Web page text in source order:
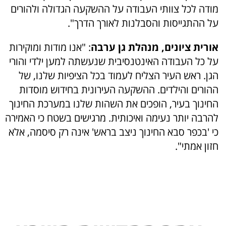
מודה לכל צוותי העבודה על ההשקעה הגדולה ולהורים
על ההתגייסות והסבלנות לאורך הדרך".
אורית ציונים, מנהלת גן ערבה: "אנו מודות ומוקירות
על כל העבודה האינטנסיבית שנעשתה למען ילדי והורי
הגן. ראש העיר הצליח לעמוד בכל הציפיות שלנו, של
ההורים והילדים. ההשקעה העירונית בחידוש מוסדות
החינוך בעיר, הופכים את השהות שלנו במערכת החינוך
להרבה יותר נעימה ואיכותית. מרגישים בשטח כי האמירה
כי 'בכפר סבא החינוך ניצב בראש' אינה רק סיסמה, אלא
חזון אמתי".